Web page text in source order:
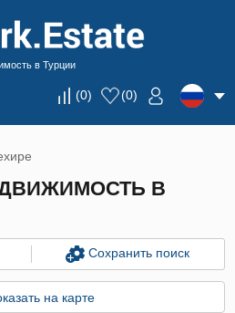
в Турции
(0) (0)
В
Сохранить поиск
на карте